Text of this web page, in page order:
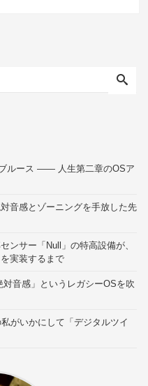
ルース —— 人生第二章のOSア
音感とゾーニングを手放した先
ンサー「Null」の特高設備が、
実装するまで
音感」というレガシーOSを吹
がいかにして「デジタルツイ